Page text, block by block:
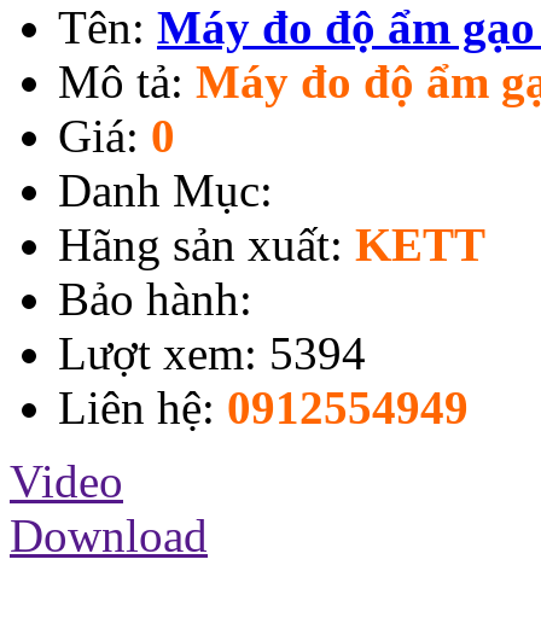
Tên: Máy đo độ ẩm
Mô tả: Máy đo độ ẩm
Giá: 0
Danh Mục:
Hãng sản xuất: KETT
Bảo hành:
Lượt xem: 5394
Liên hệ: 0912554949
Video
Download